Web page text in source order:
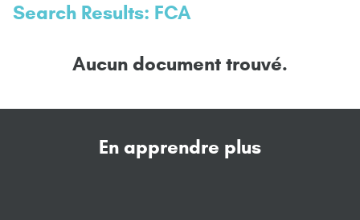
Search Results: FCA
Aucun document trouvé.
En apprendre plus